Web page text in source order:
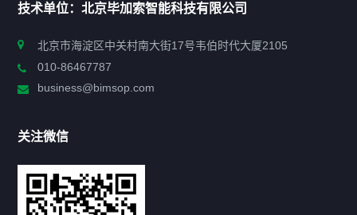
政策法规
新闻资讯
技术单位：北京毕加索智能科技有限公司
北京市海淀区中关村南大街17号韦伯时代大厦2105
010-86467787
business@bimsop.com
关注微信